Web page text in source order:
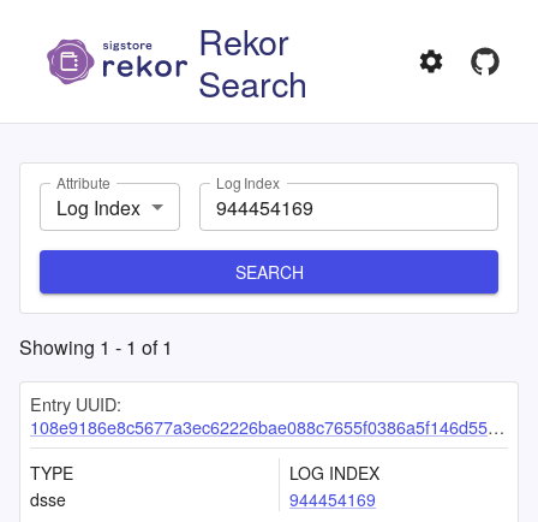
Rekor
Search
Attribute
Log Index
Log Index
SEARCH
Showing 1 - 1 of1
Entry UUID:
108e9186e8c5677a3ec62226bae088c7655f0386a5f146d5597e43fb20bdf4e99c0beb24caa2efd0
TYPE
dsse
LOG INDEX
944454169